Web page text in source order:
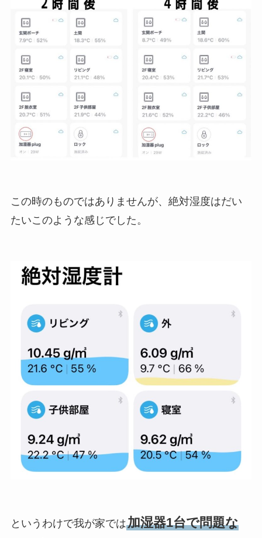
この時のものではありませんが、絶対湿度はだい
たいこのような感じでした。
というわけで我が家では加湿器1台で問題な